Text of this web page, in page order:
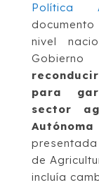
Política
nivel
para
sector
Autónoma
de
incluía